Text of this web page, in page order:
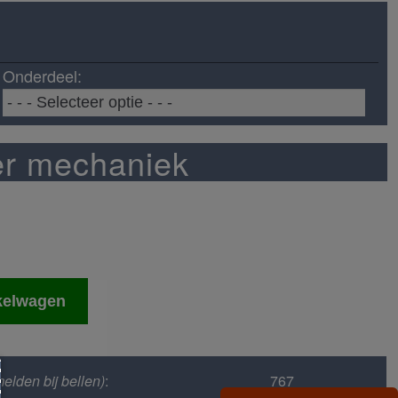
Onderdeel:
mechaniek
bij bellen): 767